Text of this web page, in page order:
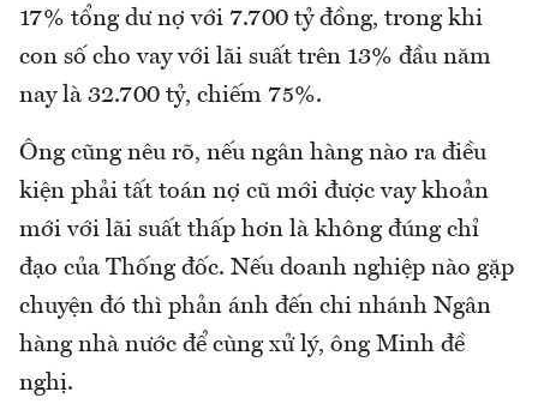
17% tổng dư nợ với 7.700 tỷ đồng, trong khi
con số cho vay với lãi suất trên 13% đầu năm
nay là 32.700 tỷ, chiếm 75%.
Ông cũng nêu rõ, nếu ngân hàng nào ra điều
kiện phải tất toán nợ cũ mới được vay khoản
mới với lãi suất thấp hơn là không đúng chỉ
đạo của Thống đốc. Nếu doanh nghiệp nào gặp
chuyện đó thì phản ánh đến chi nhánh Ngân
hàng nhà nước để cùng xử lý, ông Minh đề
nghị.